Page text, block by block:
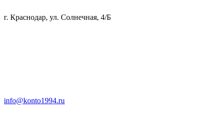
г. Краснодар, ул. Солнечная, 4/Б
info@konto1994.ru